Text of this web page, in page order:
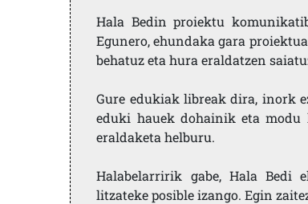
Hala Bedin proiektu
Egunero, ehundaka gara
behatuz eta hura eraldatzen
Gure edukiak libreak dira, inork
eduki hauek dohainik eta modu
eraldaketa helburu.
Halabelarririk gabe, Hala Bedi
litzateke posible izango. Egin